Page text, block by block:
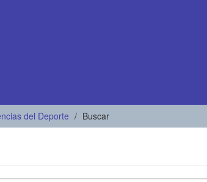
del Deporte Buscar